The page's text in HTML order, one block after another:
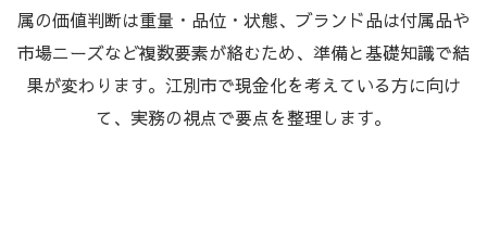
属の価値判断は重量・品位・状態、ブランド品は付属品や
市場ニーズなど複数要素が絡むため、準備と基礎知識で結
果が変わります。江別市で現金化を考えている方に向け
て、実務の視点で要点を整理します。